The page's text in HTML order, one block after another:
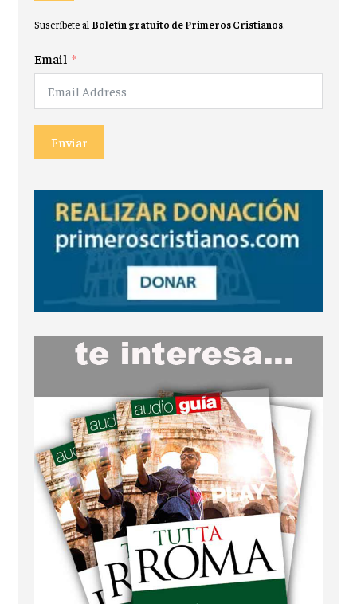
Suscríbete al Boletín gratuito de Primeros Cristianos.
Email
Enviar